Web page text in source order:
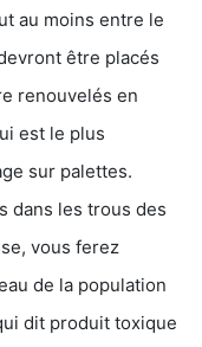
au moins entre le
être placés
renouvelés en
est le plus
sur palettes.
dans les trous des
vous ferez
de la population
dit produit toxique